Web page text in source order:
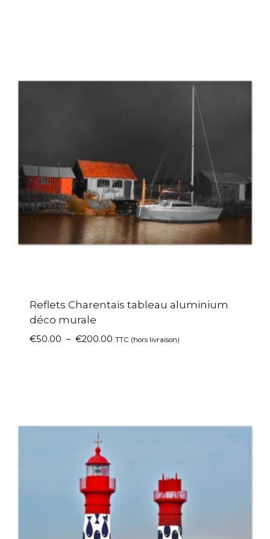
Reflets Charentais tableau aluminium
déco murale
€50.00 – €200.00 TTC (hors livraison)